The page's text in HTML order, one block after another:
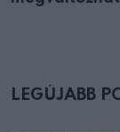
LEGÚJABB